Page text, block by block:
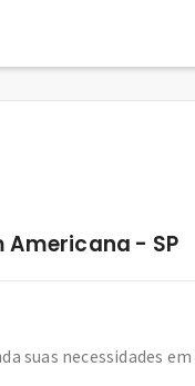
Americana - SP
suas necessidades